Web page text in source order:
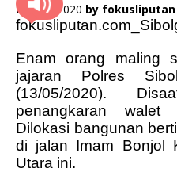
Mei 14, 2020 by fokusliputan
Enam orang maling
jajaran Polres
(13/05/2020).
penangkaran walet
Dilokasi bangunan
di jalan Imam Bonjol
Utara ini.